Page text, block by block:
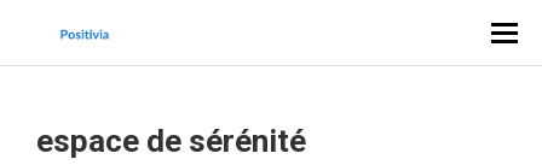
espace de sérénité